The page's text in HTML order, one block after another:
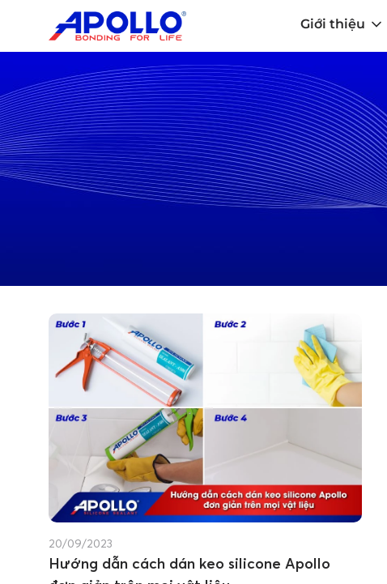
Giới thiệu
20/09/2023
Hướng dẫn cách dán keo silicone Apollo